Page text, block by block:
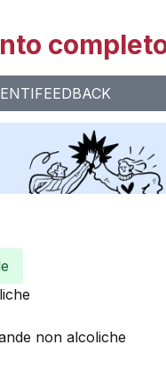
FEEDBACK
non alcoliche